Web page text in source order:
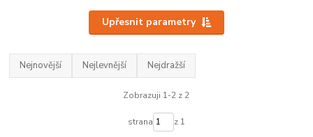
Upřesnit parametry
Nejnovější Nejlevnější Nejdražší
Zobrazuji 1-2 z 2
strana z 1